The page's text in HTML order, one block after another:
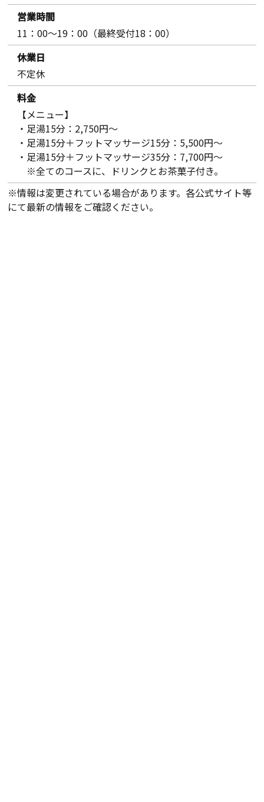
営業時間
11：00～19：00（最終受付18：00）
休業日
不定休
料金
【メニュー】
・足湯15分：2,750円～
・足湯15分＋フットマッサージ15分：5,500円～
・足湯15分＋フットマッサージ35分：7,700円～
※全てのコースに、ドリンクとお茶菓子付き。
※情報は変更されている場合があります。各公式サイト等
にて最新の情報をご確認ください。